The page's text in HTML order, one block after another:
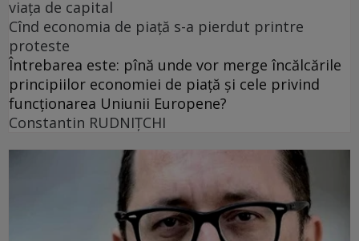
viața de capital
Cînd economia de piață s-a pierdut printre
proteste
Întrebarea este: pînă unde vor merge încălcările
principiilor economiei de piață și cele privind
funcționarea Uniunii Europene?
Constantin RUDNIŢCHI